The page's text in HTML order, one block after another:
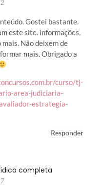
Gostei bastante.
este site. informações,
Não deixem de
mais. Obrigado a
curso/tj-
area-judiciaria-
estrategia-
Responder
completa